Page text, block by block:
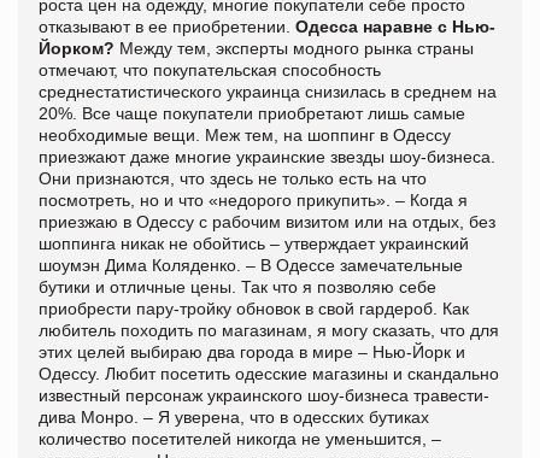
роста цен на одежду, многие покупатели себе просто
отказывают в ее приобретении. Одесса наравне с Нью-
Йорком? Между тем, эксперты модного рынка страны
отмечают, что покупательская способность
среднестатистического украинца снизилась в среднем на
20%. Все чаще покупатели приобретают лишь самые
необходимые вещи. Меж тем, на шоппинг в Одессу
приезжают даже многие украинские звезды шоу-бизнеса.
Они признаются, что здесь не только есть на что
посмотреть, но и что «недорого прикупить». – Когда я
приезжаю в Одессу с рабочим визитом или на отдых, без
шоппинга никак не обойтись – утверждает украинский
шоумэн Дима Коляденко. – В Одессе замечательные
бутики и отличные цены. Так что я позволяю себе
приобрести пару-тройку обновок в свой гардероб. Как
любитель походить по магазинам, я могу сказать, что для
этих целей выбираю два города в мире – Нью-Йорк и
Одессу. Любит посетить одесские магазины и скандально
известный персонаж украинского шоу-бизнеса травести-
дива Монро. – Я уверена, что в одесских бутиках
количество посетителей никогда не уменьшится, –